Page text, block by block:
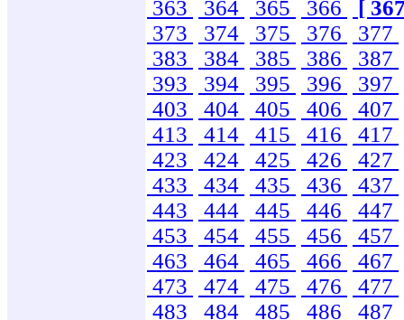
363
364 365 366
[
373
374 375 376
377
383
384 385 386
387
393
394 395 396
397
403
404 405 406
407
413
414 415 416
417
423
424 425 426
427
433
434 435 436
437
443
444 445 446
447
453
454 455 456
457
463
464 465 466
467
473
474 475 476
477
483
484 485 486
487